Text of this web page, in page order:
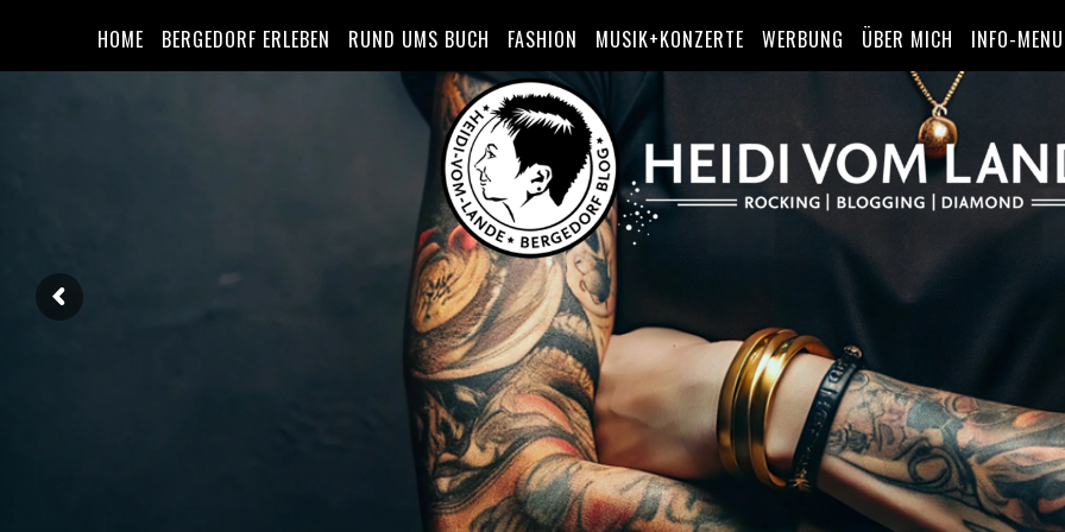
HOME BERGEDORF ERLEBEN RUND UMS BUCH FASHION MUSIK+KONZERTE WERBUNG ÜBER MICH INFO-